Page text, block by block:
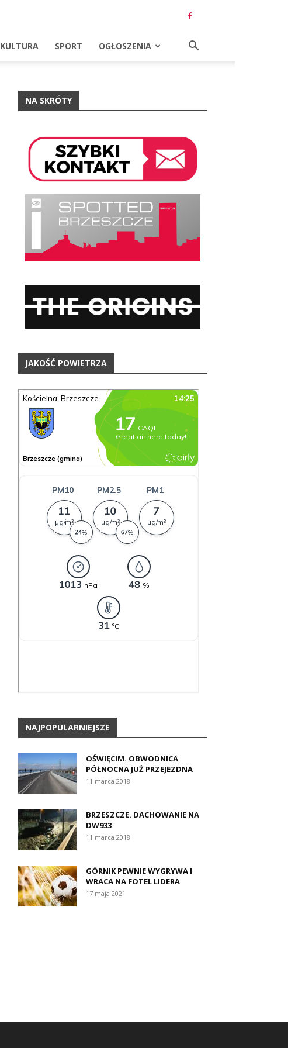
KULTURA SPORT OGŁOSZENIA
NA SKRÓTY
JAKOŚĆ POWIETRZA
NAJPOPULARNIEJSZE
OŚWIĘCIM. OBWODNICA
PÓŁNOCNA JUŻ PRZEJEZDNA
11 marca 2018
BRZESZCZE. DACHOWANIE NA
DW933
11 marca 2018
GÓRNIK PEWNIE WYGRYWA I
WRACA NA FOTEL LIDERA
17 maja 2021